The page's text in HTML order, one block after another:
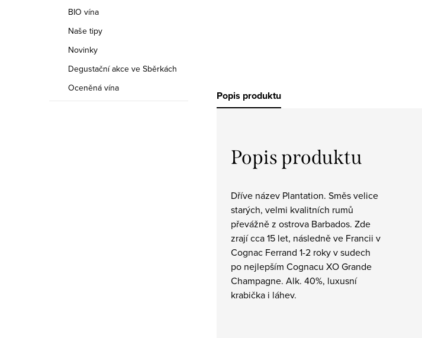
BIO vína
Naše tipy
Novinky
Degustační akce ve Sběrkách
Oceněná vína
Popis produktu
Popis produktu
Dříve název Plantation. Směs velice
starých, velmi kvalitních rumů
převážně z ostrova Barbados. Zde
zrají cca 15 let, následně ve Francii v
Cognac Ferrand 1-2 roky v sudech
po nejlepším Cognacu XO Grande
Champagne. Alk. 40%, luxusní
krabička i láhev.